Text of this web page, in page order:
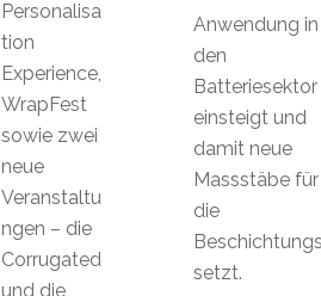
Anwendung in
den
Batteriesektor
einsteigt und
damit neue
Massstäbe für
die
setzt.
Personalisa
tion
Experience,
WrapFest
sowie zwei
neue
Veranstaltu
ngen – die
Corrugated
und die